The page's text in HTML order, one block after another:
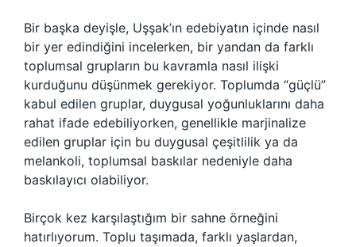
Bir başka deyişle, Uşşak’ın edebiyatın içinde nasıl
bir yer edindiğini incelerken, bir yandan da farklı
toplumsal grupların bu kavramla nasıl ilişki
kurduğunu düşünmek gerekiyor. Toplumda “güçlü”
kabul edilen gruplar, duygusal yoğunluklarını daha
rahat ifade edebiliyorken, genellikle marjinalize
edilen gruplar için bu duygusal çeşitlilik ya da
melankoli, toplumsal baskılar nedeniyle daha
baskılayıcı olabiliyor.
Birçok kez karşılaştığım bir sahne örneğini
hatırlıyorum. Toplu taşımada, farklı yaşlardan,